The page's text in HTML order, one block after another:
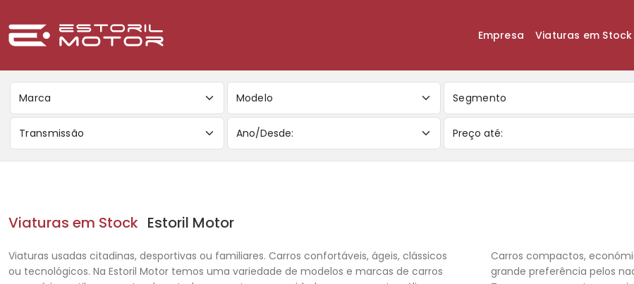
Empresa Viaturas em Stock
Marca Modelo Segmento
Transmissão
Viaturas em Stock Estoril Motor
Viaturas usadas citadinas, desportivas ou familiares. Carros confortáveis, ágeis, clássicos
ou tecnológicos. Na Estoril Motor temos uma variedade de modelos e marcas de carros
Carros compactos,
grande preferência pelos